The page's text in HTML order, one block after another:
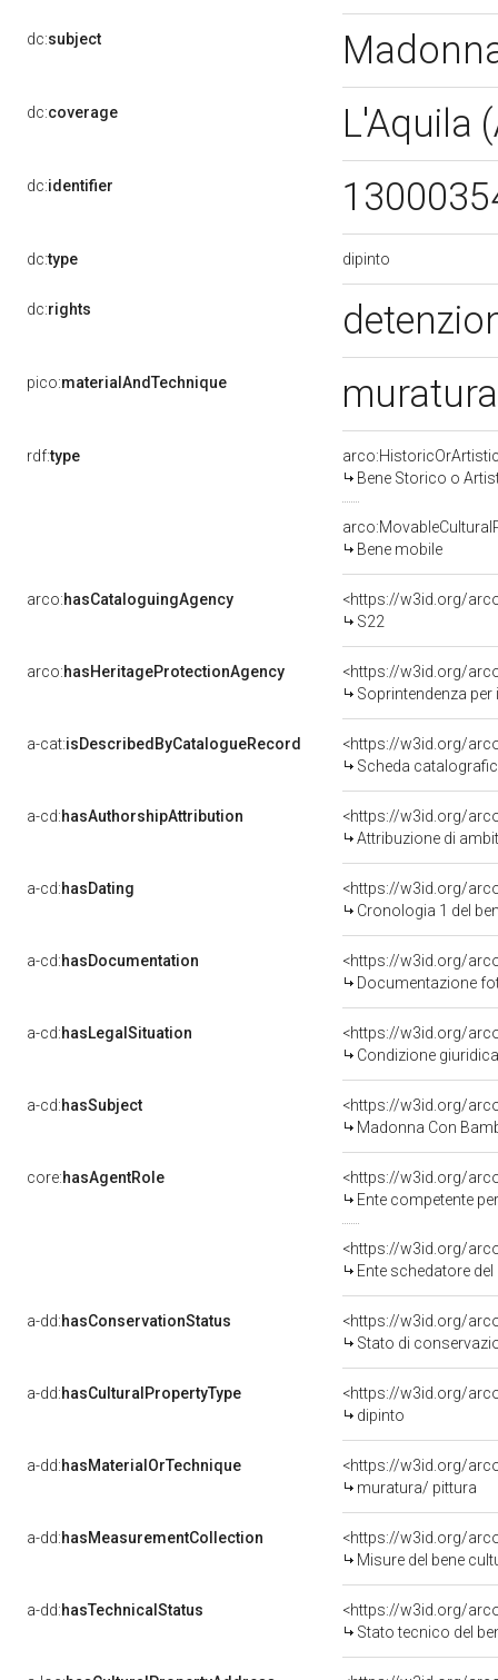
dc:subject
dc:coverage L'Aquila
dc:identifier
dc:type dipinto
dc:rights
pico:materialAndTechnique
rdf:type
Bene Storico o
Bene mobile
arco:hasCataloguingAgency
<https://w3id.org/
S22
arco:hasHeritageProtectionAgency
<https://w3id.org/
Soprintendenza
a-cat:isDescribedByCatalogueRecord
<https://w3id.org/
Scheda
a-cd:hasAuthorshipAttribution
<https://w3id.org/
Attribuzione di
a-cd:hasDating
<https://w3id.org/
Cronologia 1 del
a-cd:hasDocumentation
Documentazione
a-cd:hasLegalSituation
Condizione
a-cd:hasSubject
<https://w3id.org/
Madonna Con
core:hasAgentRole
<https://w3id.org/
Ente competente per
<https://w3id.org/
Ente schedatore del
a-dd:hasConservationStatus
<https://w3id.org/
Stato di
a-dd:hasCulturalPropertyType
<https://w3id.org/
dipinto
a-dd:hasMaterialOrTechnique
<https://w3id.org/
muratura/ pittura
a-dd:hasMeasurementCollection
<https://w3id.org/
Misure del bene
a-dd:hasTechnicalStatus
<https://w3id.org/
Stato tecnico del